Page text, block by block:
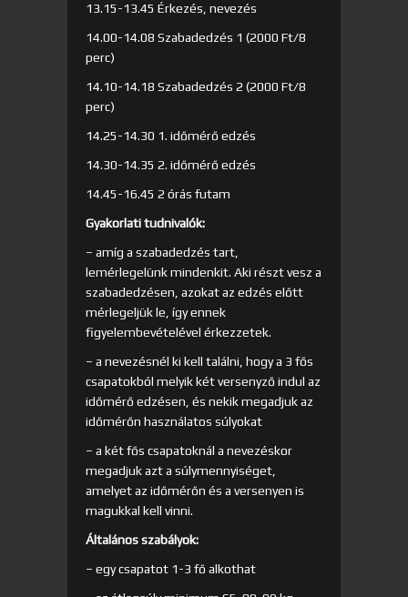
13.15-13.45 Érkezés, nevezés
14.00-14.08 Szabadedzés 1 (2000 Ft/8
perc)
14.10-14.18 Szabadedzés 2 (2000 Ft/8
perc)
14.25-14.30 1. időmérő edzés
14.30-14.35 2. időmérő edzés
14.45-16.45 2 órás futam
Gyakorlati tudnivalók:
– amíg a szabadedzés tart,
lemérlegelünk mindenkit. Aki részt vesz a
szabadedzésen, azokat az edzés előtt
mérlegeljük le, így ennek
figyelembevételével érkezzetek.
– a nevezésnél ki kell találni, hogy a 3 fős
csapatokból melyik két versenyző indul az
időmérő edzésen, és nekik megadjuk az
időmérőn használatos súlyokat
– a két fős csapatoknál a nevezéskor
megadjuk azt a súlymennyiséget,
amelyet az időmérőn és a versenyen is
magukkal kell vinni.
Általános szabályok:
– egy csapatot 1-3 fő alkothat